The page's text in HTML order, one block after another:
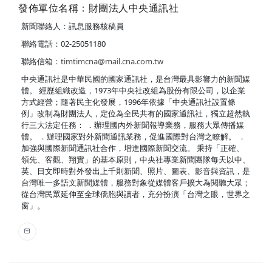
發佈單位名稱：財團法人中央通訊社
新聞聯絡人：訊息服務核稿員
聯絡電話：02-25051180
聯絡信箱： timtimcna@mail.cna.com.tw
中央通訊社是中華民國的國家通訊社，是台灣最具影響力的新聞媒
體。 經歷組織改造，1973年中央社改組為股份有限公司，以企業
方式經營；隨著民主化發展，1996年依據「中央通訊社設置條
例」改制為財團法人，定位為全民共有的國家通訊社，獨立超然執
行三大法定任務： ．辦理國內外新聞報導業務，服務大眾傳播媒
體。 ．辦理國家對外新聞通訊業務，促進國際對台灣之瞭解。 ．
加強與國際新聞通訊社合作，增進國際新聞交流。 秉持「正確、
領先、客觀、翔實」的基本原則，中央社專業新聞團隊每天以中、
英、日文即時對外發出上千則新聞、照片、圖表、影音與資訊，是
台灣唯一多語文新聞媒體，服務對象從媒體客戶擴大為閱聽大眾；
從台灣民眾延伸至全球僑胞與讀者，充分扮演「台灣之眼，世界之
窗」。